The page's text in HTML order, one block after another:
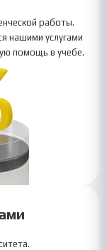
работы.
нашими услугами
помощь в учебе.